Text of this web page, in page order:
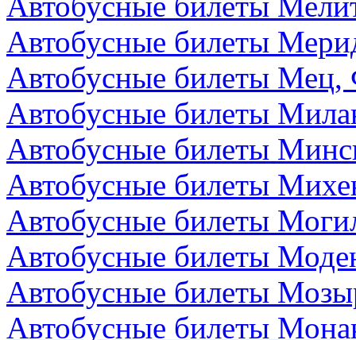
Автобусные билеты
Автобусные билеты Мец,
Автобусные билеты
Автобусные билеты
Автобусные билеты
Автобусные билеты
Автобусные билеты
Автобусные билеты
Автобусные билеты